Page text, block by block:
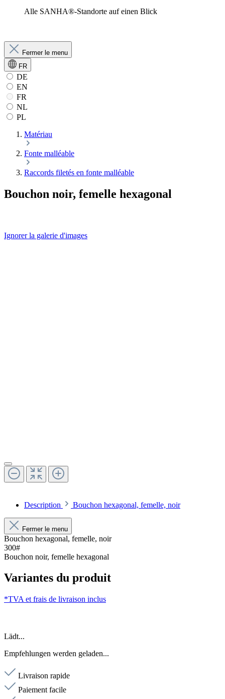
Alle SANHA®-Standorte auf einen Blick
Fermer le menu
FR
DE
EN
FR
NL
PL
Matériau
Fonte malléable
Raccords filetés en fonte malléable
Bouchon noir, femelle hexagonal
Ignorer la galerie d'images
Description Bouchon hexagonal, femelle, noir
Fermer le menu
Bouchon hexagonal, femelle, noir
300#
Bouchon noir, femelle hexagonal
Variantes du produit
*TVA et frais de livraison inclus
Lädt...
Empfehlungen werden geladen...
Livraison rapide
Paiement facile